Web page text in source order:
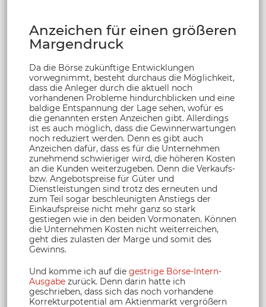
Anzeichen für einen größeren
Margendruck
Da die Börse zukünftige Entwicklungen
vorwegnimmt, besteht durchaus die Möglichkeit,
dass die Anleger durch die aktuell noch
vorhandenen Probleme hindurchblicken und eine
baldige Entspannung der Lage sehen, wofür es
die genannten ersten Anzeichen gibt. Allerdings
ist es auch möglich, dass die Gewinnerwartungen
noch reduziert werden. Denn es gibt auch
Anzeichen dafür, dass es für die Unternehmen
zunehmend schwieriger wird, die höheren Kosten
an die Kunden weiterzugeben. Denn die Verkaufs-
bzw. Angebotspreise für Güter und
Dienstleistungen sind trotz des erneuten und
zum Teil sogar beschleunigten Anstiegs der
Einkaufspreise nicht mehr ganz so stark
gestiegen wie in den beiden Vormonaten. Können
die Unternehmen Kosten nicht weiterreichen,
geht dies zulasten der Marge und somit des
Gewinns.
Und komme ich auf die gestrige Börse-Intern-
Ausgabe zurück. Denn darin hatte ich
geschrieben, dass sich das noch vorhandene
Korrekturpotential am Aktienmarkt vergrößern